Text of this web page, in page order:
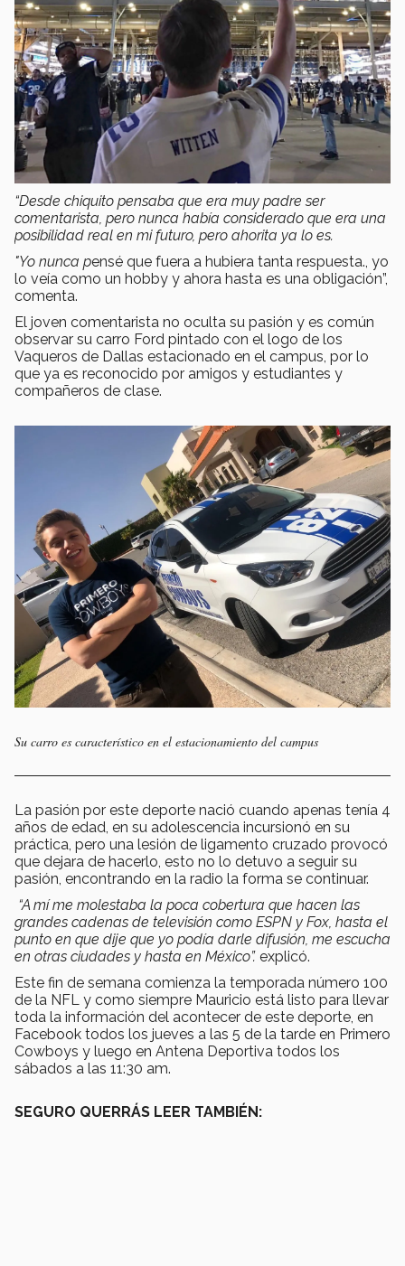
“Desde chiquito pensaba que era muy padre ser
comentarista, pero nunca había considerado que era una
posibilidad real en mi futuro, pero ahorita ya lo es.
"Yo nunca pensé que fuera a hubiera tanta respuesta., yo
lo veía como un hobby y ahora hasta es una obligación”,
comenta.
El joven comentarista no oculta su pasión y es común
observar su carro Ford pintado con el logo de los
Vaqueros de Dallas estacionado en el campus, por lo
que ya es reconocido por amigos y estudiantes y
compañeros de clase.
Su carro es característico en el estacionamiento del campus
La pasión por este deporte nació cuando apenas tenía 4
años de edad, en su adolescencia incursionó en su
práctica, pero una lesión de ligamento cruzado provocó
que dejara de hacerlo, esto no lo detuvo a seguir su
pasión, encontrando en la radio la forma se continuar.
“A mí me molestaba la poca cobertura que hacen las
grandes cadenas de televisión como ESPN y Fox, hasta el
punto en que dije que yo podía darle difusión, me escucha
en otras ciudades y hasta en México”. explicó.
Este fin de semana comienza la temporada número 100
de la NFL y como siempre Mauricio está listo para llevar
toda la información del acontecer de este deporte, en
Facebook todos los jueves a las 5 de la tarde en Primero
Cowboys y luego en Antena Deportiva todos los
sábados a las 11:30 am.
SEGURO QUERRÁS LEER TAMBIÉN: